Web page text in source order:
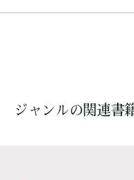
ジャンルの関連書